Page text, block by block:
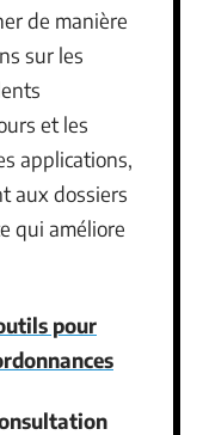
de manière
sur les
et les
applications,
aux dossiers
qui améliore
pour